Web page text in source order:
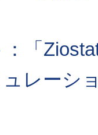
「
レーシ